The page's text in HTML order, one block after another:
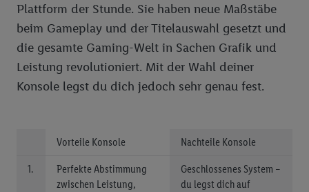
Plattform der Stunde. Sie haben neue Maßstäbe
beim Gameplay und der Titelauswahl gesetzt und
die gesamte Gaming-Welt in Sachen Grafik und
Leistung revolutioniert. Mit der Wahl deiner
Konsole legst du dich jedoch sehr genau fest.
Vorteile Konsole Nachteile Konsole
1.
Perfekte Abstimmung
zwischen Leistung,
Geschlossenes System –
du legst dich auf